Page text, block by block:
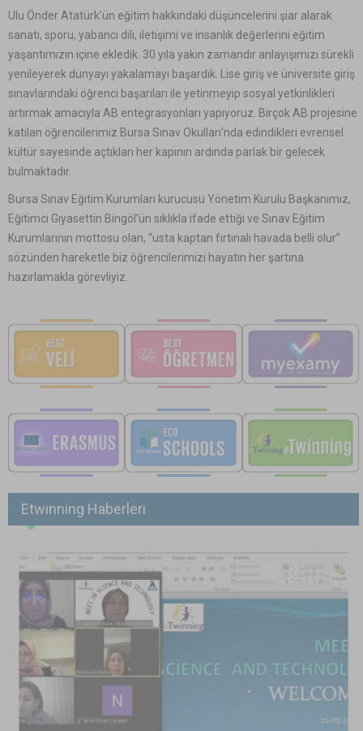
Ulu Önder Atatürk’ün eğitim hakkındaki düşüncelerini şiar alarak
sanatı, sporu, yabancı dili, iletişimi ve insanlık değerlerini eğitim
yaşantımızın içine ekledik. 30 yıla yakın zamandır anlayışımızı sürekli
yenileyerek dünyayı yakalamayı başardık. Lise giriş ve üniversite giriş
sınavlarındaki öğrenci başarıları ile yetinmeyip sosyal yetkinlikleri
artırmak amacıyla AB entegrasyonları yapıyoruz. Birçok AB projesine
katılan öğrencilerimiz Bursa Sınav Okulları’nda edindikleri evrensel
kültür sayesinde açtıkları her kapının ardında parlak bir gelecek
bulmaktadır.
Bursa Sınav Eğitim Kurumları kurucusu Yönetim Kurulu Başkanımız,
Eğitimci Gıyasettin Bingöl’ün sıklıkla ifade ettiği ve Sınav Eğitim
Kurumlarının mottosu olan, “usta kaptan fırtınalı havada belli olur”
sözünden hareketle biz öğrencilerimizi hayatın her şartına
hazırlamakla görevliyiz
Etwinning Haberleri